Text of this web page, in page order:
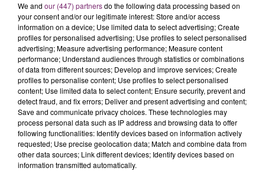
We and our (447) partnersdo the following data processing based on
your consent and/or our legitimate interest: Store and/or access
information on a device; Use limited data to select advertising; Create
profiles for personalised advertising; Use profiles to select personalised
advertising; Measure advertising performance; Measure content
performance; Understand audiences through statistics or combinations
of data from different sources; Develop and improve services; Create
profiles to personalise content; Use profiles to select personalised
content; Use limited data to select content; Ensure security, prevent and
detect fraud, and fix errors; Deliver and present advertising and content;
Save and communicate privacy choices. These technologies may
process personal data such as IP address and browsing data to offer
following functionalities: Identify devices based on information actively
requested; Use precise geolocation data; Match and combine data from
other data sources; Link different devices; Identify devices based on
information transmitted automatically.